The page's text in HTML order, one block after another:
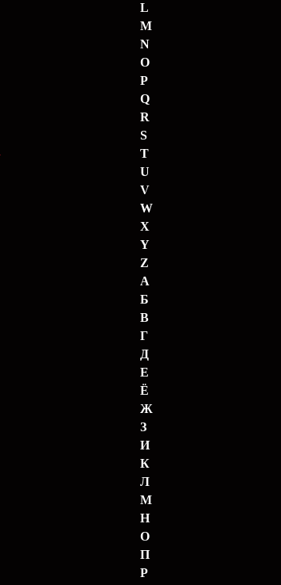
L
M
N
O
P
Q
R
S
T
U
V
W
X
Y
Z
А
Б
В
Г
Д
Е
Ё
Ж
З
И
К
Л
М
Н
О
П
Р